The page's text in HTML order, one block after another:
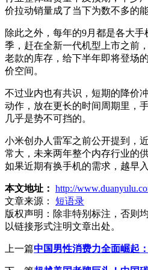
价拉动销量成了当下为数不多的
除此之外，每年的9月都是各大
季，赶在全新一代机型上市之前
老款的库存，给下半年即将登场
价空间。
不过业内也有共识，短期的降价
动作，放在更长的时间周期里，
几乎是势不可挡的。
小米创办人雷军之前公开提到，
常大，未来两年整个内存行业的
如果近期有换手机的需求，越早入
本文地址： http://
文章来源：
短语录
版权声明： 除非特别标注，否则
以链接形式注明文章出处。
上一篇中国男性消费力全面崛起